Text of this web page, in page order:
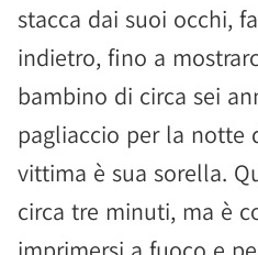
stacca dai suoi occhi,
indietro, fino a
bambino di circa sei
pagliaccio per la notte
vittima è sua sorella.
circa tre minuti, ma è